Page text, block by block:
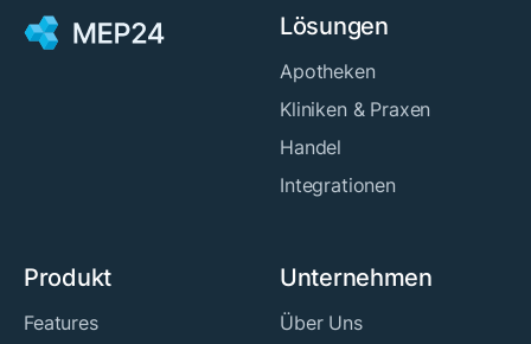
Lösungen
Apotheken
Kliniken & Praxen
Handel
Integrationen
Produkt
Features
Unternehmen
Über Uns